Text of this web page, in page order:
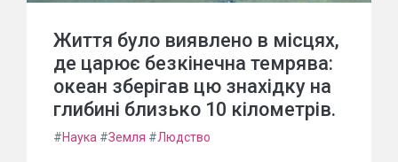
Життя було виявлено в місцях,
де царює безкінечна темрява:
океан зберігав цю знахідку на
глибині близько 10 кілометрів.
#Наука #Земля #Людство